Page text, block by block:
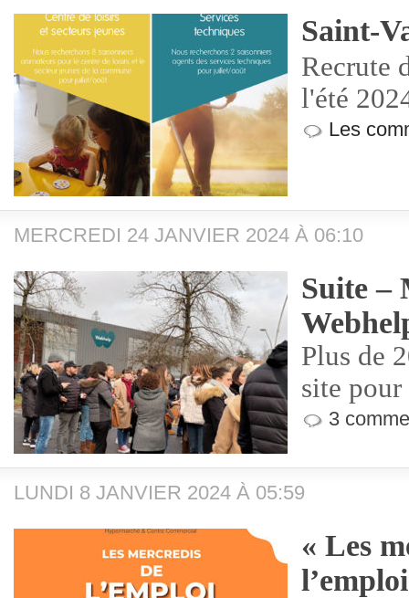
Saint-
Recrute
l'été
Les
MERCREDI 24 JANVIER 2024 À 06:10
Suite –
Plus de
site pour
3
LUNDI 8 JANVIER 2024 À 05:59
« Les